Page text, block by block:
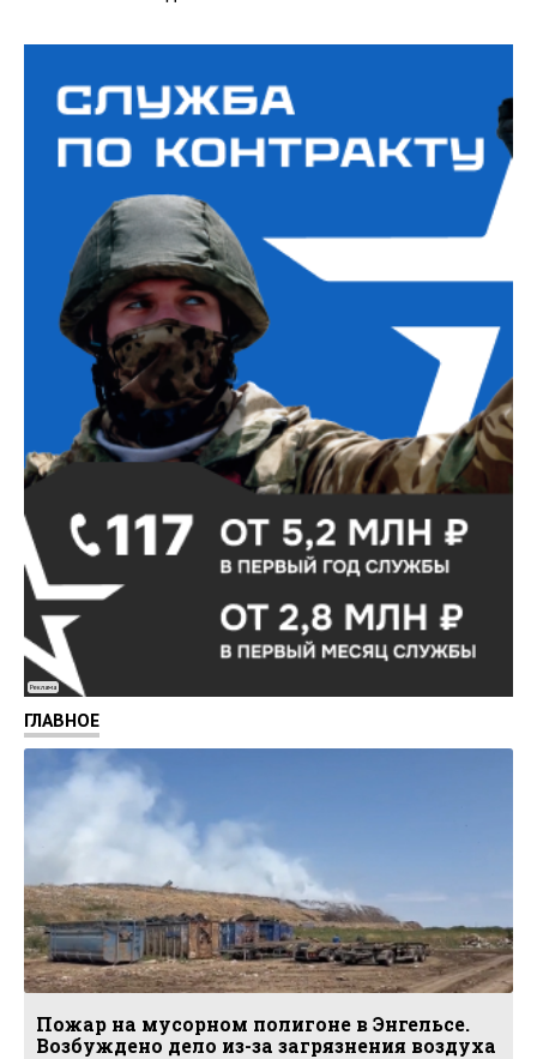
Реклама
ГЛАВНОЕ
Пожар на мусорном полигоне в Энгельсе.
Возбуждено дело из-за загрязнения воздуха